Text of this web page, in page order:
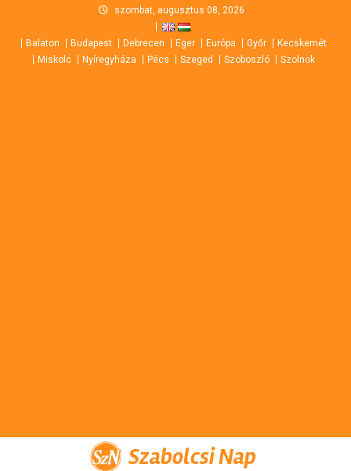
content
szombat, augusztus 08, 2026
Balaton Budapest Debrecen Eger Európa Győr
Kecskemét
Miskolc
Nyíregyháza Pécs Szeged Szoboszló Szolnok
Szabolcsi Nap